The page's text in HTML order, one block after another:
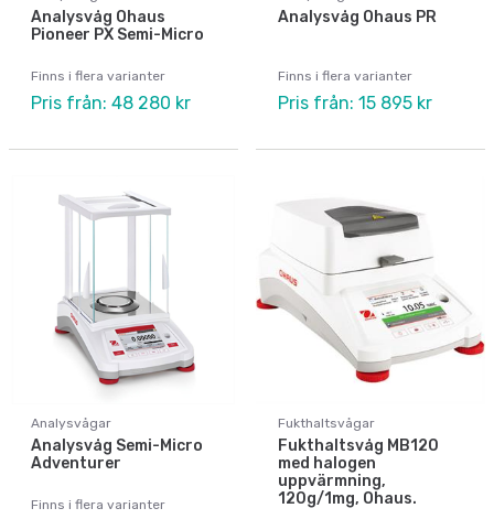
Analysvåg Ohaus
Pioneer PX Semi-Micro
Finns i flera varianter
Pris från: 48 280 kr
Analysvåg Ohaus PR
Finns i flera varianter
Pris från: 15 895 kr
Analysvågar
Analysvåg Semi-Micro
Adventurer
Finns i flera varianter
Fukthaltsvågar
Fukthaltsvåg MB120
med halogen
uppvärmning,
120g/1mg, Ohaus.